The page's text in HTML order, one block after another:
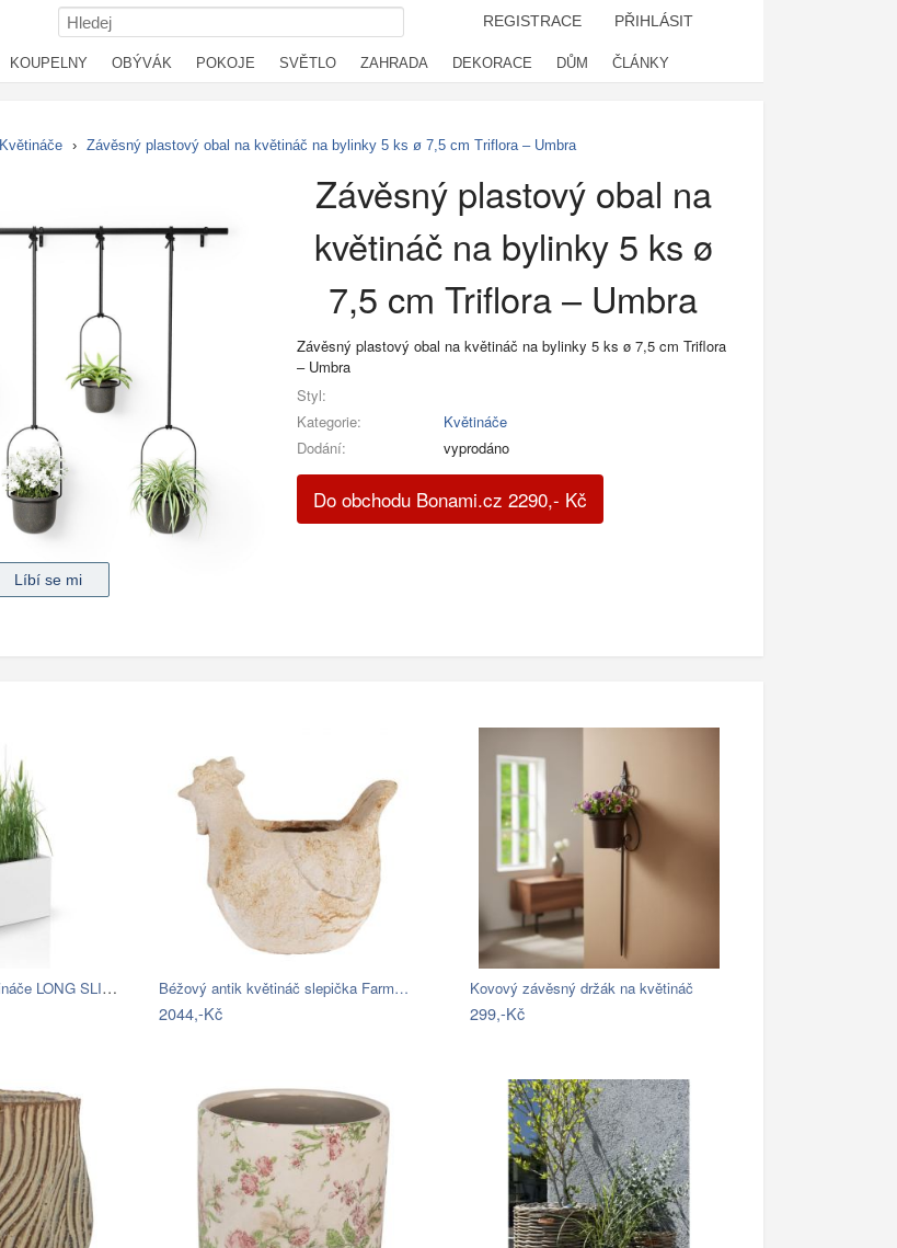
REGISTRACE PŘIHLÁSIT
KOUPELNY OBÝVÁK POKOJE SVĚTLO ZAHRADA DEKORACE DŮM ČLÁNKY
Květináče › Závěsný plastový obal na květináč na bylinky 5 ks ø 7,5 cm Triflora – Umbra
Závěsný plastový obal na
květináč na bylinky 5 ks ø
7,5 cm Triflora – Umbra
Závěsný plastový obal na květináč na bylinky 5 ks ø 7,5 cm Triflora
– Umbra
Styl:
Kategorie:
Květináče
Dodání:
vyprodáno
Do obchodu Bonami.cz 2290,- Kč
Designový obal na květináče LONG SLIM… Béžový antik květináč slepička Farm…
2044,-Kč
Kovový závěsný držák na květináč
299,-Kč